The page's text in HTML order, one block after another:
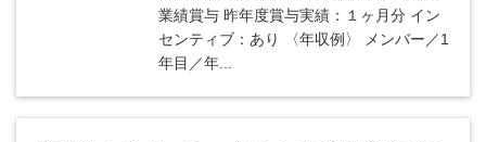
業績賞与 昨年度賞与実績：１ヶ月分 イン
センティブ：あり 〈年収例〉 メンバー／1
年目／年...